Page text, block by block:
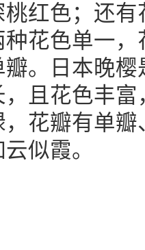
红色；还
花色单一
。日本晚
且花色丰
花瓣有单
似霞。